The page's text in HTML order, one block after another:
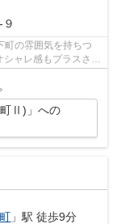
９
ャレ感もプラスされ
町Ⅱ)」への
」駅 徒歩9分